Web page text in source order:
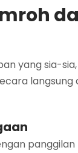
yang sia-
langsung
panggilan